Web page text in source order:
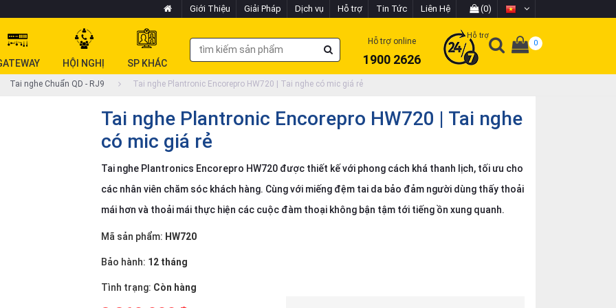
Giới Thiệu Giải Pháp Dịch vụ Hỗ trợ Tin Tức Liên Hệ (0)
HỘI NGHỊ SP KHÁC
Hỗ trợ online
1900 2626
Hỗ trợ
0
Tai nghe Chuẩn QD - RJ9 Tai nghe Plantronic Encorepro HW720 | Tai nghe có mic giá rẻ
Tai nghe Plantronic Encorepro HW720 | Tai nghe
có mic giá rẻ
Tai nghe Plantronics Encorepro HW720 được thiết kế với phong cách khá thanh lịch, tối ưu cho
các nhân viên chăm sóc khách hàng. Cùng với miếng đệm tai da bảo đảm người dùng thấy thoải
mái hơn và thoải mái thực hiện các cuộc đàm thoại không bận tậm tới tiếng ồn xung quanh.
Mã sản phẩm: HW720
Bảo hành: 12 tháng
Tình trạng: Còn hàng